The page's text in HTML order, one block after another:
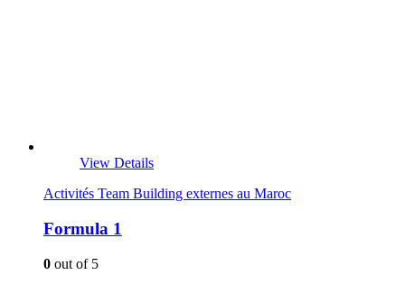
View Details
Activités Team Building externes au Maroc
Formula 1
0 out of 5